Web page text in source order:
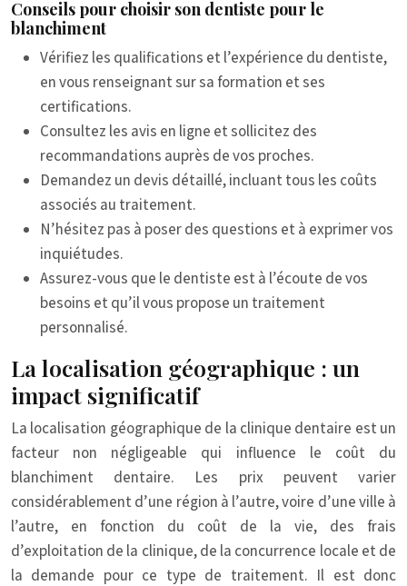
Conseils pour choisir son dentiste pour le
blanchiment
Vérifiez les qualifications et l’expérience du dentiste,
en vous renseignant sur sa formation et ses
certifications.
Consultez les avis en ligne et sollicitez des
recommandations auprès de vos proches.
Demandez un devis détaillé, incluant tous les coûts
associés au traitement.
N’hésitez pas à poser des questions et à exprimer vos
inquiétudes.
Assurez-vous que le dentiste est à l’écoute de vos
besoins et qu’il vous propose un traitement
personnalisé.
La localisation géographique : un
impact significatif
La localisation géographique de la clinique dentaire est un
facteur non négligeable qui influence le coût du
blanchiment dentaire. Les prix peuvent varier
considérablement d’une région à l’autre, voire d’une ville à
l’autre, en fonction du coût de la vie, des frais
d’exploitation de la clinique, de la concurrence locale et de
la demande pour ce type de traitement. Il est donc